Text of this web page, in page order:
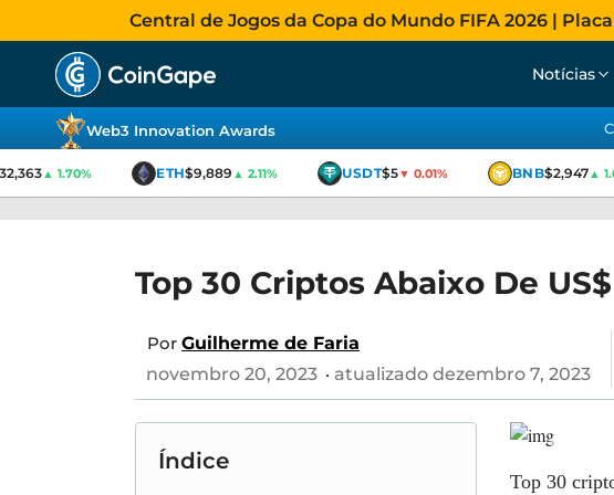
Central de Jogos da Copa do Mundo FIFA 2026 |
Notícias
Web3 Innovation Awards
▲ 1.70% ETH$9,889▲ 2.11% USDT$5▼ 0.01% BNB $2,947▲
Top 30 Criptos Abaixo De
Por Guilherme de Faria
novembro 20, 2023
atualizado dezembro 7, 2023
Índice
Top 30